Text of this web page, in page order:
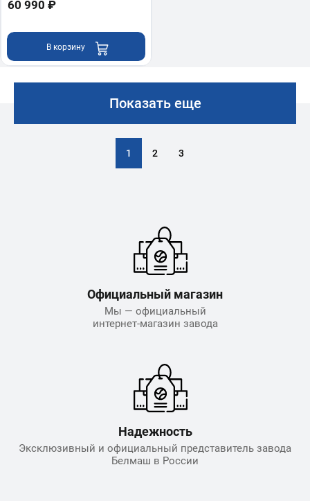
60 990 ₽
В корзину
Показать еще
1 2 3
Официальный магазин
Мы — официальный
интернет-магазин завода
Надежность
Эксклюзивный и официальный представитель завода
Белмаш в России